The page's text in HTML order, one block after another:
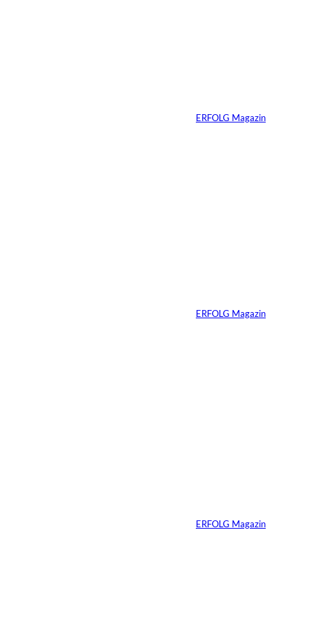
ERFOLG Magazin
ERFOLG Magazin
ERFOLG Magazin